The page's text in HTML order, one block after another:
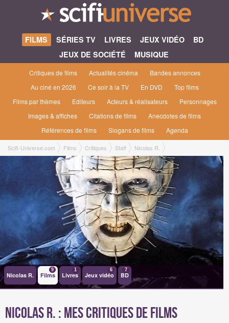
FILMS SÉRIES TV LIVRES JEUX VIDÉO
BD
JEUX DE SOCIÉTÉ
MUSIQUE
Critiques de films Actualités cinéma
Bandes annonces
Au ciné en 2026
Ce soir à la TV En DVD
Top films
Films par thèmes
Editeurs Acteurs & réalisateurs
Personnages
Images & affiches
Citations de films
Anecdotes de films
Références de films
Slogans de films Agenda
Scifi-Universe.com Films Critiques Staff Nicolas R.
Nicolas R. Films
9
Livres
1
Jeux vidéo
6
BD
7
Nicolas R. : Mes critiques de films